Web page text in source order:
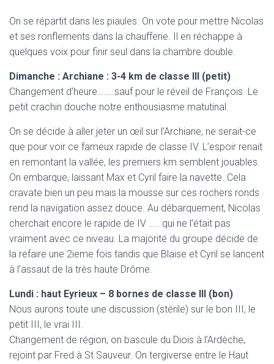
On se répartit dans les piaules. On vote pour mettre Nicolas
et ses ronflements dans la chaufferie. Il en réchappe à
quelques voix pour finir seul dans la chambre double.
Dimanche : Archiane : 3-4 km de classe III (petit)
Changement d’heure……..sauf pour le réveil de François. Le
petit crachin douche notre enthousiasme matutinal.
On se décide à aller jeter un œil sur l’Archiane, ne serait-ce
que pour voir ce fameux rapide de classe IV. L’espoir renait
en remontant la vallée, les premiers km semblent jouables.
On embarque, laissant Max et Cyril faire la navette. Cela
cravate bien un peu mais la mousse sur ces rochers ronds
rend la navigation assez douce. Au débarquement, Nicolas
cherchait encore le rapide de IV ….. qui ne l’était pas
vraiment avec ce niveau. La majorité du groupe décide de
la refaire une 2ieme fois tandis que Blaise et Cyril se lancent
à l’assaut de la très haute Drôme.
Lundi : haut Eyrieux – 8 bornes de classe III (bon)
Nous aurons toute une discussion (stérile) sur le bon III, le
petit III, le vrai III.
Changement de région, on bascule du Diois à l’Ardèche,
rejoint par Fred à St Sauveur. On tergiverse entre le Haut